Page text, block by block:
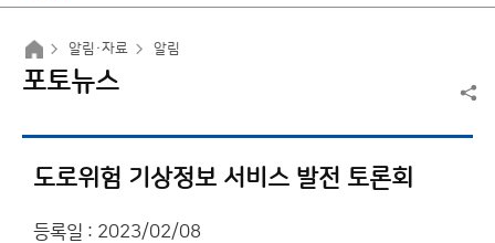
알림·자료 알림
포토뉴스
도로위험 기상정보 서비스 발전 토론회
등록일 : 2023/02/08